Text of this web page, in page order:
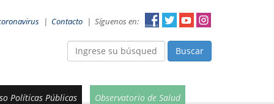
| Contacto | Síguenos en:
Buscar
Políticas Públicas Observatorio de Salud